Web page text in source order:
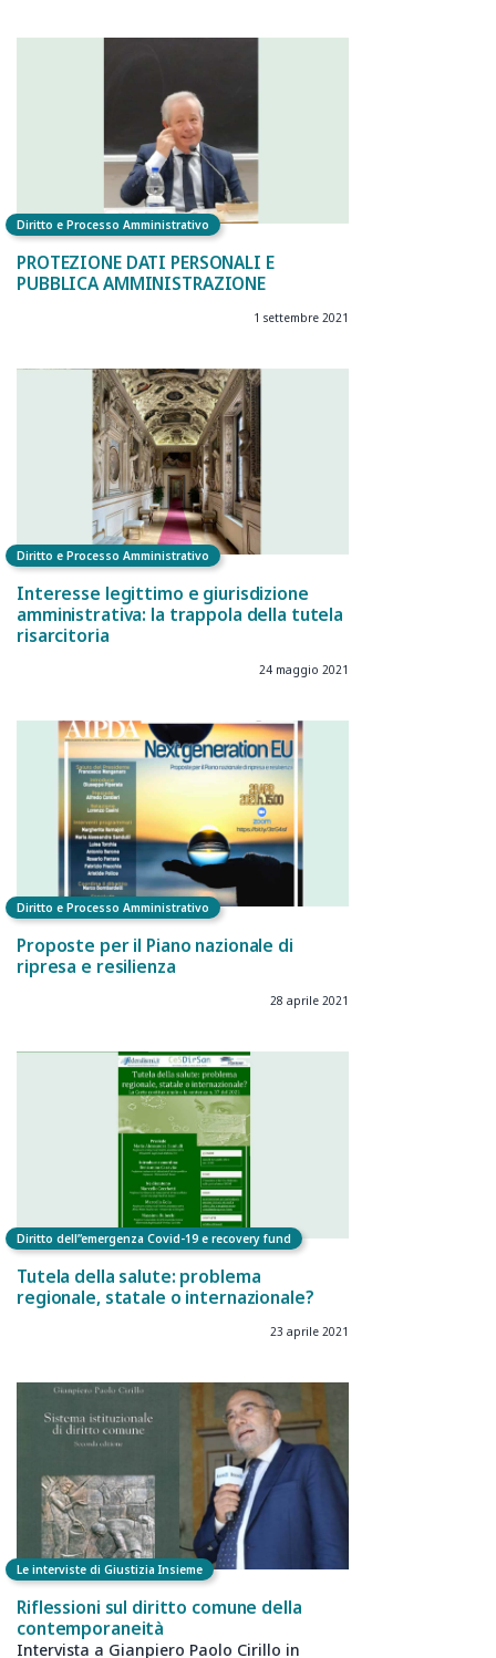
Diritto e Processo Amministrativo
PROTEZIONE DATI PERSONALI E
PUBBLICA AMMINISTRAZIONE
1 settembre 2021
Diritto e Processo Amministrativo
Interesse legittimo e giurisdizione
amministrativa: la trappola della tutela
risarcitoria
24 maggio 2021
Diritto e Processo Amministrativo
Proposte per il Piano nazionale di
ripresa e resilienza
28 aprile 2021
Diritto dell”emergenza Covid-19 e recovery fund
Tutela della salute: problema
regionale, statale o internazionale?
23 aprile 2021
Le interviste di Giustizia Insieme
Riflessioni sul diritto comune della
contemporaneità
Intervista a Gianpiero Paolo Cirillo in